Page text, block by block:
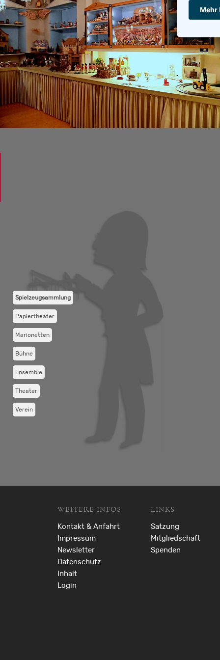
Spielzeugsammlung
Papiertheater
Marionetten
Bühne
Ensemble
Theater
Verein
WEITERE INFOS
Kontakt & Anfahrt
Impressum
Newsletter
Datenschutz
Inhalt
Login
LINKS
Satzung
Mitgliedschaft
Spenden